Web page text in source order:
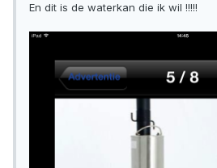
En dit is de waterkan die ik wil !!!!!